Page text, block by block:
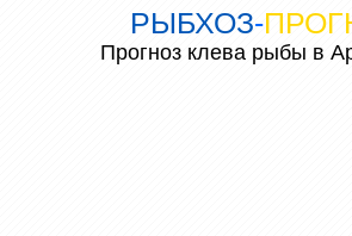
РЫБХОЗ-
Прогноз клева рыбы в